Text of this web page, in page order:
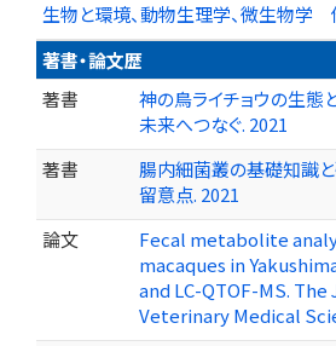
生物と環境、動物生理学、微生物学
著書・論文歴
著書
神の鳥ライチョウの生
未来へつなぐ. 2021
著書
腸内細菌叢の基礎知識
留意点. 2021
論文
Fecal metabolite
macaques in
and LC-QTOF-MS.
Veterinary Medical